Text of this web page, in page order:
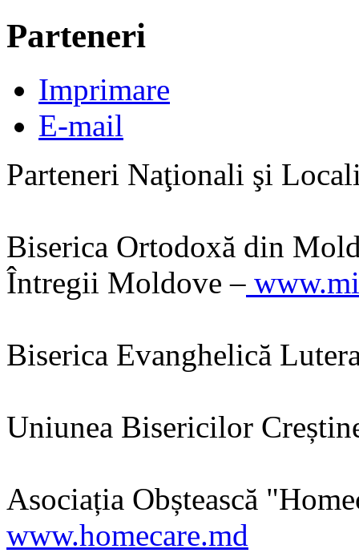
Parteneri
Imprimare
E-mail
Parteneri Naţionali şi
Biserica Ortodoxă din
Întregii Moldove –
Biserica Evanghelică
Uniunea Bisericilor
Asociația Obștească
www.homecare.md